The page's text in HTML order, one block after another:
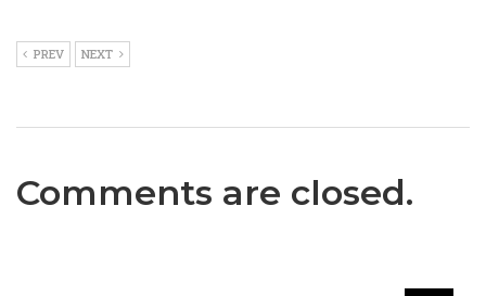
PREV NEXT
Comments are closed.